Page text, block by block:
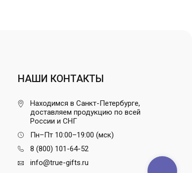
НАШИ КОНТАКТЫ
Находимся в Санкт-Петербурге,
доставляем продукцию по всей
России и СНГ
Пн–Пт 10:00–19:00 (мск)
8 (800) 101-64-52
info@true-gifts.ru